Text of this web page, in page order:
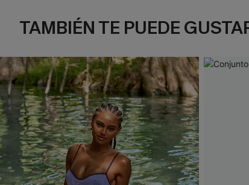
TAMBIÉN TE PUEDE